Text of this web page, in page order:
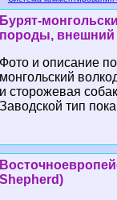
Бурят-
породы, внешний
Фото и описание
монгольский
и сторожевая
Заводской тип
Shepherd)